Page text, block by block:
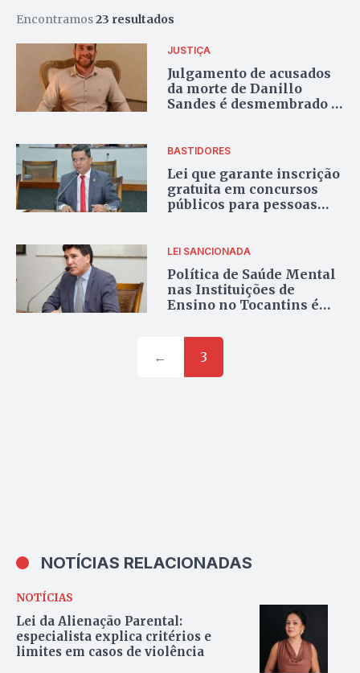
Encontramos23 resultados
JUSTIÇA
Julgamento de acusados
da morte de Danillo
Sandes é desmembrado a
BASTIDORES
Lei que garante inscrição
gratuita em concursos
públicos para pessoas
LEI SANCIONADA
Política de Saúde Mental
nas Instituições de
Ensino no Tocantins é
← 3
NOTÍCIAS RELACIONADAS
NOTÍCIAS
Lei da Alienação Parental:
especialista explica critérios e
limites em casos de violência